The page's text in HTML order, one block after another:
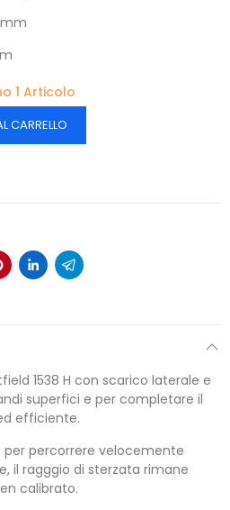
1 Articolo
CARRELLO
1538 H con scarico laterale e
superfici e per completare il
efficiente.
per percorrere velocemente
il ragggio di sterzata rimane
calibrato.